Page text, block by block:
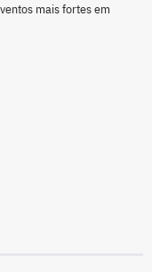
mais fortes em